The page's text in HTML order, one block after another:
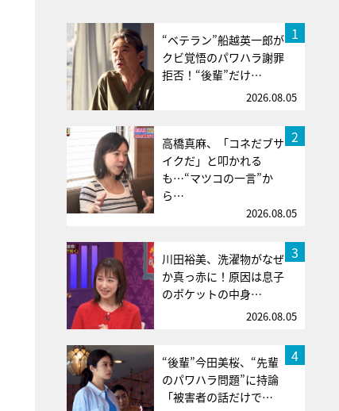
1
“ベテラン”船越英一郎が
クビ覚悟のパワハラ謝罪
拒否！“後輩”だけ…
2026.08.05
2
高橋真麻、「コネだブサ
イクだ」と叩かれる
も…“マツコの一言”か
ら…
2026.08.05
3
川田裕美、洗濯物がなぜ
か真っ赤に！原因は息子
のポケットの中身…
2026.08.05
4
“後輩”今田美桜、“先輩
のパワハラ問題”に持論
「被害者の話だけで…